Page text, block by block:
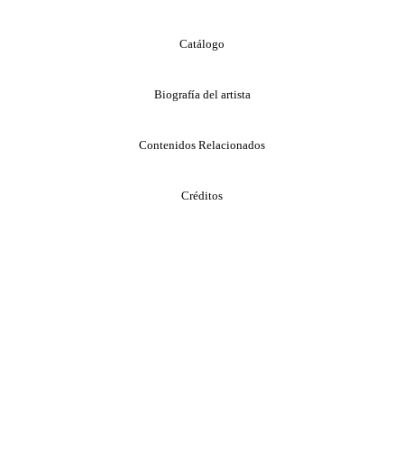
Catálogo
Biografía del artista
Contenidos Relacionados
Créditos